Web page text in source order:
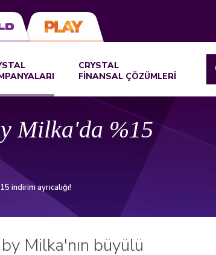
CRYSTAL
FİNANSAL ÇÖZÜMLERİ
Milka'da %15
indirim ayrıcalığı!
Milka'nın büyülü